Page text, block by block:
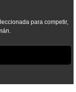
para competir,